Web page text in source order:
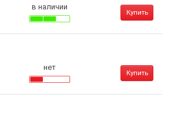
в наличии
Купить
нет
Купить